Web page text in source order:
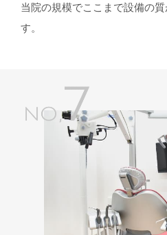
当院の規模でここまで設備の
す。